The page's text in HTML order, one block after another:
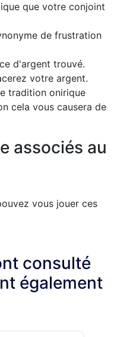
que votre conjoint
de frustration
d'argent trouvé.
votre argent.
tradition onirique
cela vous causera de
associés au
vous jouer ces
consulté
également